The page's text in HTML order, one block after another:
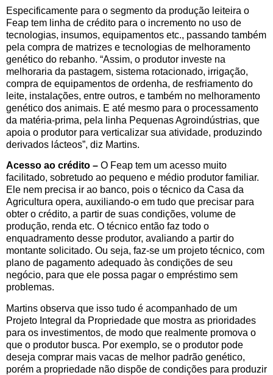
Especificamente para o segmento da produção leiteira o
Feap tem linha de crédito para o incremento no uso de
tecnologias, insumos, equipamentos etc., passando também
pela compra de matrizes e tecnologias de melhoramento
genético do rebanho. “Assim, o produtor investe na
melhoraria da pastagem, sistema rotacionado, irrigação,
compra de equipamentos de ordenha, de resfriamento do
leite, instalações, entre outros, e também no melhoramento
genético dos animais. E até mesmo para o processamento
da matéria-prima, pela linha Pequenas Agroindústrias, que
apoia o produtor para verticalizar sua atividade, produzindo
derivados lácteos”, diz Martins.
Acesso ao crédito – O Feap tem um acesso muito
facilitado, sobretudo ao pequeno e médio produtor familiar.
Ele nem precisa ir ao banco, pois o técnico da Casa da
Agricultura opera, auxiliando-o em tudo que precisar para
obter o crédito, a partir de suas condições, volume de
produção, renda etc. O técnico então faz todo o
enquadramento desse produtor, avaliando a partir do
montante solicitado. Ou seja, faz-se um projeto técnico, com
plano de pagamento adequado às condições de seu
negócio, para que ele possa pagar o empréstimo sem
problemas.
Martins observa que isso tudo é acompanhado de um
Projeto Integral da Propriedade que mostra as prioridades
para os investimentos, de modo que realmente promova o
que o produtor busca. Por exemplo, se o produtor pode
deseja comprar mais vacas de melhor padrão genético,
porém a propriedade não dispõe de condições para produzir